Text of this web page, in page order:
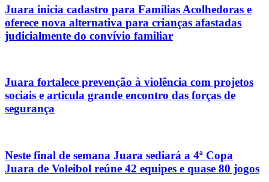
Juara inicia cadastro para Famílias Acolhedoras e
oferece nova alternativa para crianças afastadas
judicialmente do convívio familiar
Juara fortalece prevenção à violência com projetos
sociais e articula grande encontro das forças de
segurança
Neste final de semana Juara sediará a 4ª Copa
Juara de Voleibol reúne 42 equipes e quase 80 jogos